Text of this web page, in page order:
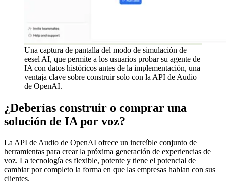
Una captura de pantalla del modo de simulación de
eesel AI, que permite a los usuarios probar su agente de
IA con datos históricos antes de la implementación, una
ventaja clave sobre construir solo con la API de Audio
de OpenAI.
¿Deberías construir o comprar una
solución de IA por voz?
La API de Audio de OpenAI ofrece un increíble conjunto de
herramientas para crear la próxima generación de experiencias de
voz. La tecnología es flexible, potente y tiene el potencial de
cambiar por completo la forma en que las empresas hablan con sus
clientes.